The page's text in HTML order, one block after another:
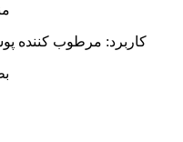
کاربرد: مرطوب